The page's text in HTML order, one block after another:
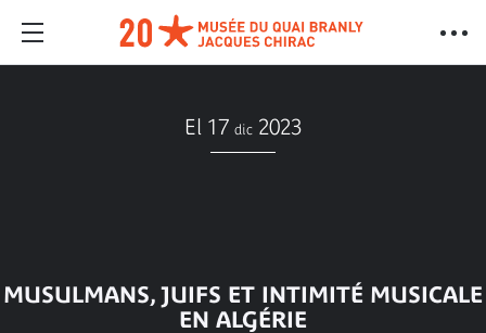
El 17 dic 2023
MUSULMANS, JUIFS ET INTIMITÉ MUSICALE
EN ALGÉRIE